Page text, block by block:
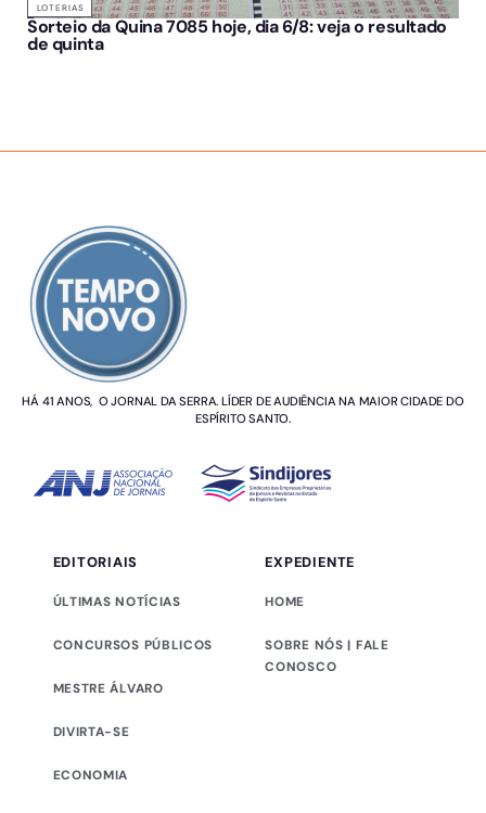
LOTERIAS
Sorteio da Quina 7085 hoje, dia 6/8: veja o resultado
de quinta
HÁ 41 ANOS, O JORNAL DA SERRA. LÍDER DE AUDIÊNCIA NA MAIOR CIDADE DO
ESPÍRITO SANTO.
EDITORIAIS
ÚLTIMAS NOTÍCIAS
CONCURSOS PÚBLICOS
MESTRE ÁLVARO
DIVIRTA-SE
ECONOMIA
EXPEDIENTE
HOME
SOBRE NÓS | FALE
CONOSCO